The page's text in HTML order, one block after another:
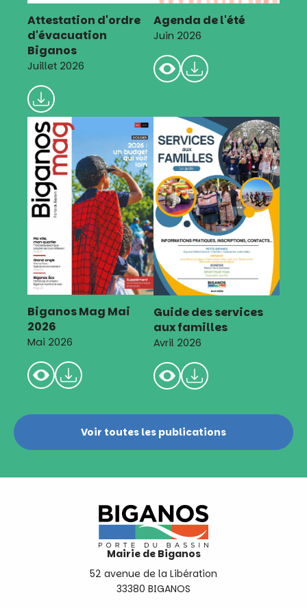
Attestation d'ordre
d'évacuation
Biganos
Juillet 2026
Agenda de l'été
Juin 2026
Biganos Mag Mai
2026
Mai 2026
Guide des services
aux familles
Avril 2026
Voir toutes les publications
Mairie de Biganos
52 avenue de la Libération
33380 BIGANOS